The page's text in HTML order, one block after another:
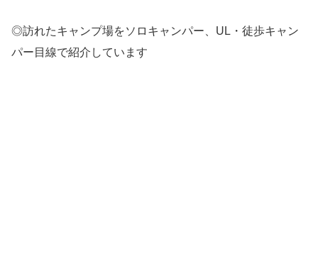
◎訪れたキャンプ場をソロキャンパー、UL・徒歩キャン
パー目線で紹介しています